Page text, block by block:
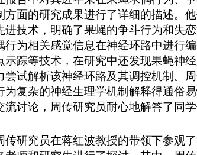
方面的研究成果进行了详细的描述。
进技术，明确了果蝇的争斗行为和失
行为相关感觉信息在神经环路中进行
示踪等技术，在研究中还发现果蝇神
尝试解析该神经环路及其调控机制。
为复杂的神经生理学机制解释得通俗
流讨论，周传研究员耐心地解答了同
传研究员在蒋红波教授的带领下参观